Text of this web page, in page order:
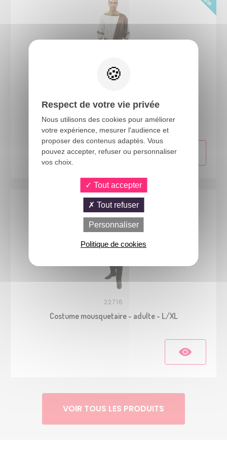
24755
Costume grec - adulte - XXL
22716
Costume mousquetaire - adulte - L/XL
VOIR TOUS LES PRODUITS
Respect de votre vie privée
Nous utilisons des cookies pour améliorer
votre expérience, mesurer l'audience et
proposer des contenus adaptés. Vous
pouvez accepter, refuser ou personnaliser
vos choix.
Tout accepter
Tout refuser
Personnaliser
Politique de cookies